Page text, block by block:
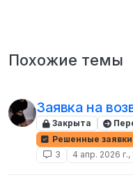
Похожие темы
Заявка на
Закрыта
Решенные заявки
3
4 апр. 2026 г.,